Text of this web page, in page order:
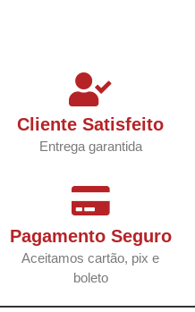
Cliente Satisfeito
Entrega garantida
Pagamento Seguro
Aceitamos cartão, pix e
boleto